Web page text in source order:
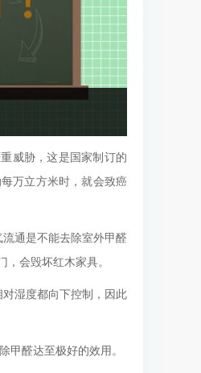
威胁，这是国家制订的
万立方米时，就会致癌
通是不能去除室外甲醛
会毁坏红木家具。
湿度都向下控制，因此
醛达至极好的效用。